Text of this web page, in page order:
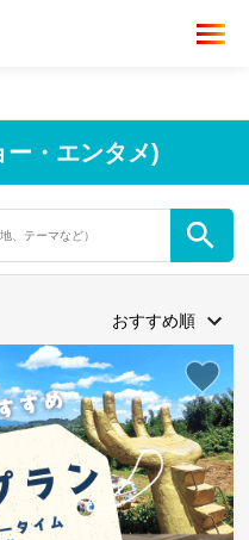
・エンタメ)